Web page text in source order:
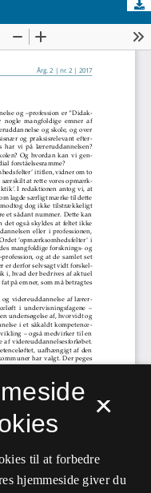
×
til at forbedre
hjemmeside giver du